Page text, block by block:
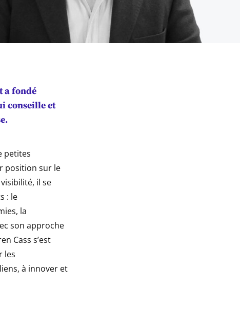
a fondé
conseille et
petites
position sur le
il se
: le
la
son approche
Cass s’est
les
à innover et